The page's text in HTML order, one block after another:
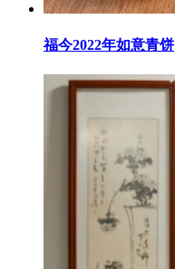
福今2022年如意青饼